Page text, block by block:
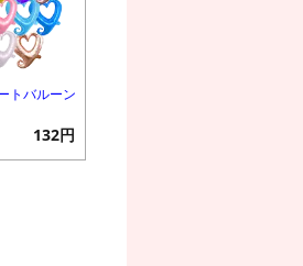
トバルーン
132円